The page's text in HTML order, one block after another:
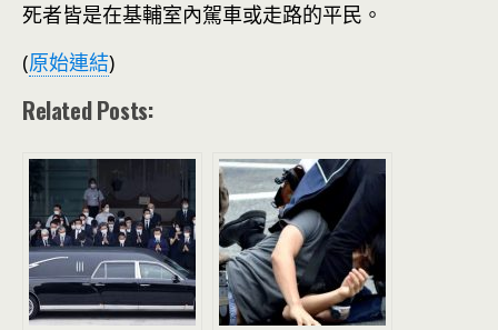
死者皆是在基輔室內駕車或走路的平民。
(原始連結)
Related Posts: